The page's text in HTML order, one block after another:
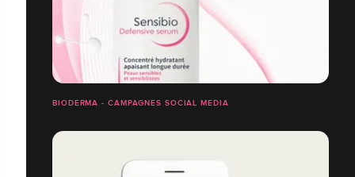
BIODERMA - CAMPAGNES SOCIAL MEDIA